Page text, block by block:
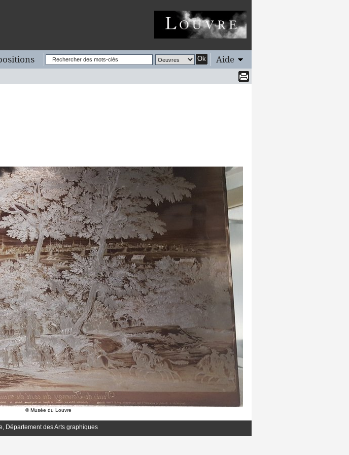
Ok Aide
© Musée du Louvre
Département des Arts graphiques